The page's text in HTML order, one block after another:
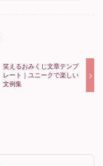
笑えるおみくじ文章テンプ
レート｜ユニークで楽しい
文例集